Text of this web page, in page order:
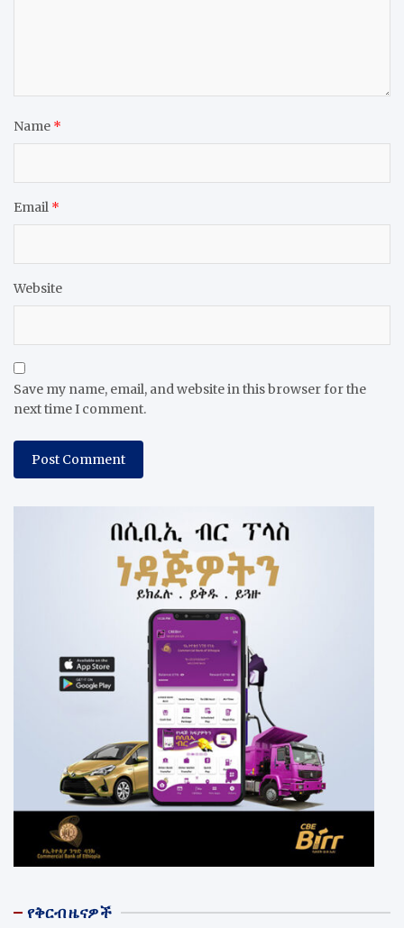
Name *
Email *
Website
Save my name, email, and website in this browser for the
next time I comment.
የቅርብ ዜናዎች